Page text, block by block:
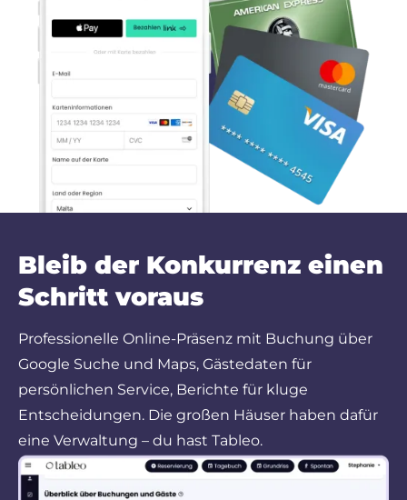
Bleib der Konkurrenz einen
Schritt voraus
Professionelle Online-Präsenz mit Buchung über
Google Suche und Maps, Gästedaten für
persönlichen Service, Berichte für kluge
Entscheidungen. Die großen Häuser haben dafür
eine Verwaltung – du hast Tableo.